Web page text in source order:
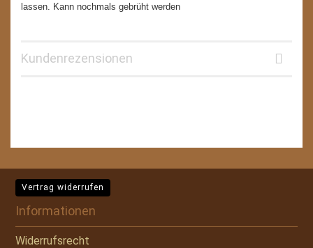
lassen. Kann nochmals gebrüht werden
Kundenrezensionen
Vertrag widerrufen
Informationen
Widerrufsrecht